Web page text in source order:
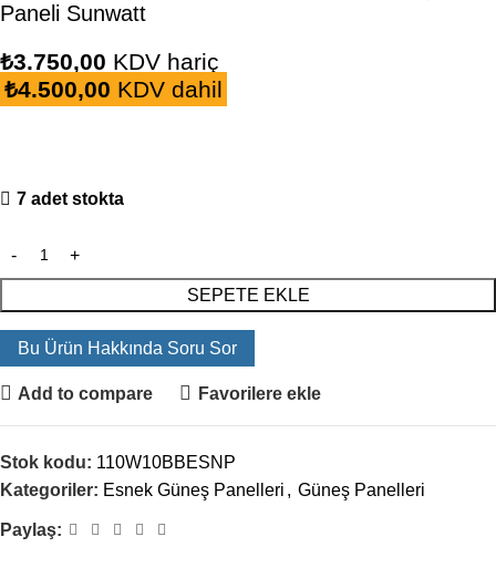
Paneli Sunwatt
₺3.750,00 KDV hariç
₺4.500,00 KDV dahil
7 adet stokta
SEPETE EKLE
Bu Ürün Hakkında Soru Sor
Add to compare Favorilere ekle
Stok kodu: 110W10BBESNP
Kategoriler: Esnek Güneş Panelleri , Güneş Panelleri
Paylaş: